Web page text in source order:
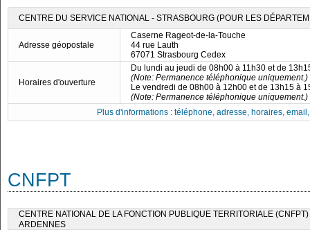
CENTRE DU SERVICE NATIONAL - STRASBOURG (POUR LES
Adresse géopostale
Caserne Rageot-de-la-Touche
44 rue Lauth
67071 Strasbourg Cedex
Horaires d'ouverture
Du lundi au jeudi de 08h00 à 11h30 et de
(Note: Permanence téléphonique uniquement.)
Le vendredi de 08h00 à 12h00 et de 13h15 à
(Note: Permanence téléphonique uniquement.)
Plus d'informations : téléphone, adresse, horaires,
CNFPT
CENTRE NATIONAL DE LA FONCTION PUBLIQUE TERRITORIALE
ARDENNES